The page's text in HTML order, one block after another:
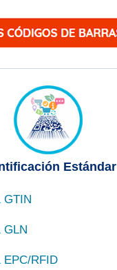
Estándar
GTIN
GLN
EPC/RFID